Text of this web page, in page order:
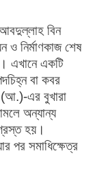
বিন
ও নির্মাণকাজ শেষ
এখানে একটি
বা কবর
এর বুখারা
অন্যান্য
হয়।
পর সমাধিক্ষেত্র